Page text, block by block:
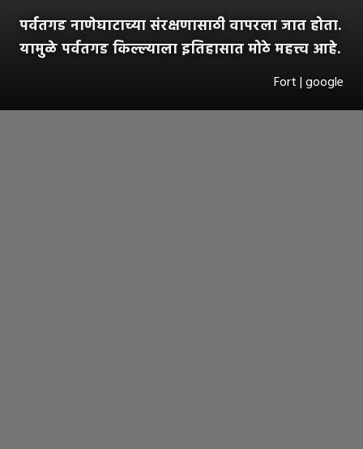
पर्वतगड नाणेघाटाच्या संरक्षणासाठी वापरला जात होता.
यामुळे पर्वतगड किल्ल्याला इतिहासात मोठे महत्त्व आहे.
Fort | google